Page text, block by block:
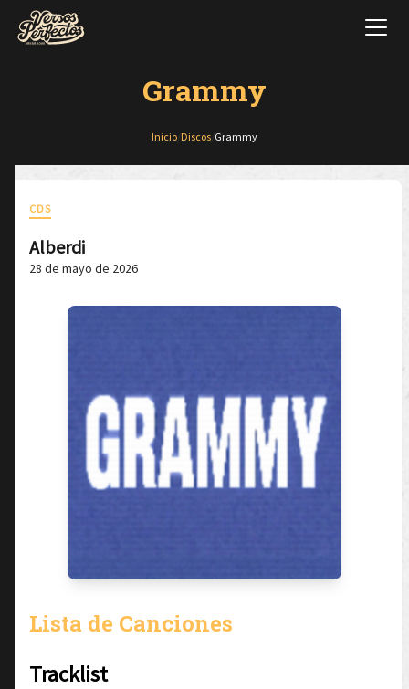
Grammy
Inicio Discos Grammy
CDS
Alberdi
28 de mayo de 2026
Lista de Canciones
Tracklist